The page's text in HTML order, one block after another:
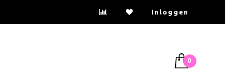
Inloggen
0